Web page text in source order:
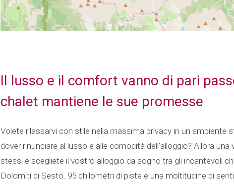
Il lusso e il comfort vanno di pari
chalet mantiene le sue promesse
Volete rilassarvi con stile nella massima privacy in un ambiente
dover rinunciare al lusso e alle comodità dell’alloggio? Allora
stessi e scegliete il vostro alloggio da sogno tra gli incantevoli
Dolomiti di Sesto. 95 chilometri di piste e una moltitudine di